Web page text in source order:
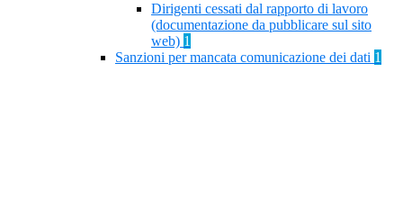
Dirigenti cessati dal rapporto di lavoro
(documentazione da pubblicare sul sito
web) 1
Sanzioni per mancata comunicazione dei dati 1